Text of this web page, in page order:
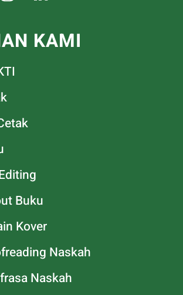
KAMI
Buku
Kover
Naskah
Naskah